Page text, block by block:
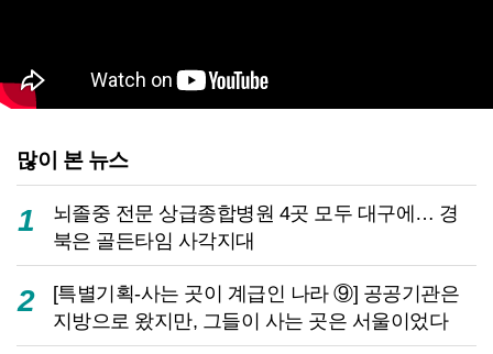
많이 본 뉴스
1
뇌졸중 전문 상급종합병원 4곳 모두 대구에… 경
북은 골든타임 사각지대
2
[특별기획-사는 곳이 계급인 나라 ⑨] 공공기관은
지방으로 왔지만, 그들이 사는 곳은 서울이었다